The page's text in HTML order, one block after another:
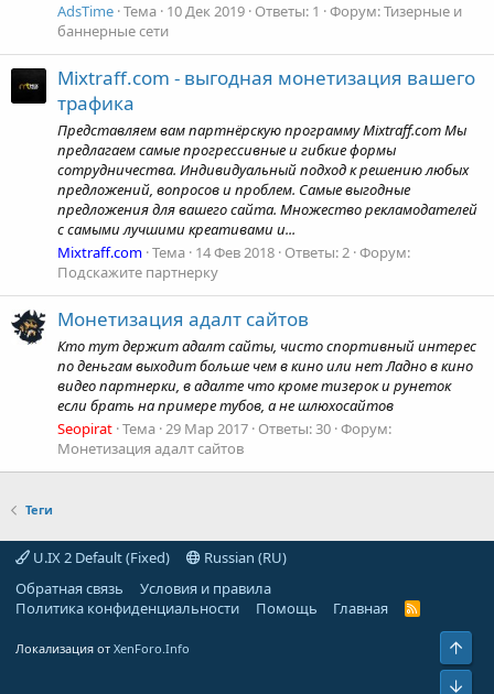
AdsTime Тема 10 Дек 2019 Ответы: 1 Форум:Тизерные и
баннерные сети
Mixtraff.com - выгодная монетизация вашего
трафика
Представляем вам партнёрскую программу Mixtraff.com Мы
предлагаем самые прогрессивные и гибкие формы
сотрудничества. Индивидуальный подход к решению любых
предложений, вопросов и проблем. Самые выгодные
предложения для вашего сайта. Множество рекламодателей
с самыми лучшими креативами и...
Mixtraff.com Тема 14 Фев 2018 Ответы: 2 Форум:
Подскажите партнерку
Монетизация адалт сайтов
Кто тут держит адалт сайты, чисто спортивный интерес
по деньгам выходит больше чем в кино или нет Ладно в кино
видео партнерки, в адалте что кроме тизерок и рунеток
если брать на примере тубов, а не шлюхосайтов
Seopirat Тема 29 Мар 2017 Ответы: 30 Форум:
Монетизация адалт сайтов
Теги
U.IX 2 Default (Fixed)
Russian (RU)
Обратная связь
Условия и правила
Политика конфиденциальности
Помощь Главная
R
Локализация от XenForo.Info